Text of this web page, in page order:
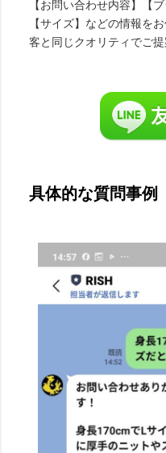
【お問い合わせ内容】【
【サイズ】などの情報を
客と同じクオリティでご提
具体的な質問事例